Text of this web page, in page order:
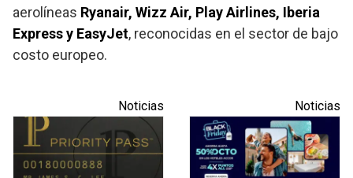
aerolíneas Ryanair, Wizz Air, Play Airlines, Iberia
Express y EasyJet, reconocidas en el sector de bajo
costo europeo.
Noticias Noticias